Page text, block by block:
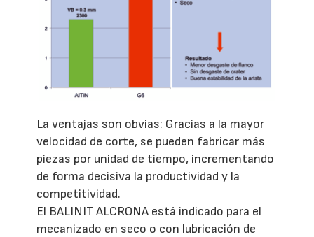
La ventajas son obvias: Gracias a la mayor
velocidad de corte, se pueden fabricar más
piezas por unidad de tiempo, incrementando
de forma decisiva la productividad y la
competitividad.
El BALINIT ALCRONA está indicado para el
mecanizado en seco o con lubricación de